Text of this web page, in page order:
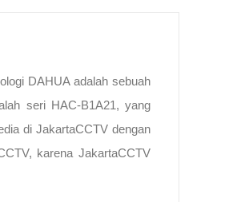
DAHUA adalah sebuah
seri HAC-B1A21, yang
di JakartaCCTV dengan
karena JakartaCCTV